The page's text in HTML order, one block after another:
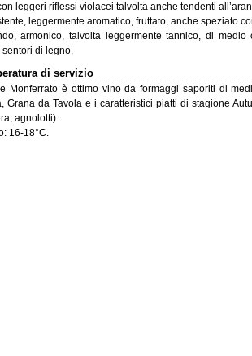
leggeri riflessi violacei talvolta anche tendenti
leggermente aromatico, fruttato, anche speziato
armonico, talvolta leggermente tannico, di medio
di legno.
di servizio
Monferrato è ottimo vino da formaggi saporiti di
Grana da Tavola e i caratteristici piatti di stagione
agnolotti).
16-18°C.